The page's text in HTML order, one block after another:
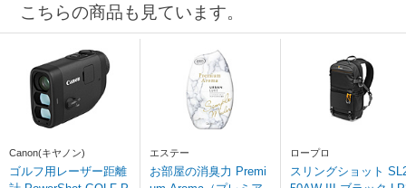
こちらの商品も見ています。
Canon(キヤノン)
ゴルフ用レーザー距離
エステー
お部屋の消臭力 Premi
ロープロ
スリングショット